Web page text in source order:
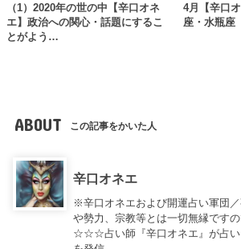
（1）2020年の世の中【辛口オネ
エ】政治への関心・話題にするこ
とがよう…
4月【辛口
座・水瓶座
ABOUT この記事をかいた人
辛口オネエ
※辛口オネエおよび開運占い軍団
や勢力、宗教等とは一切無縁です
☆☆☆占い師『辛口オネエ』が占い